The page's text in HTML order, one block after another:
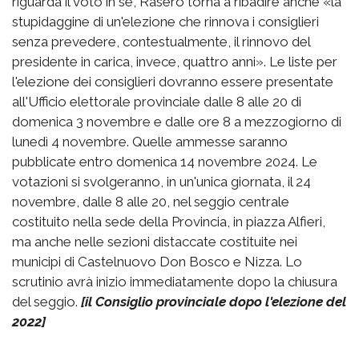
stupidaggine di un'elezione che rinnova i consiglieri
senza prevedere, contestualmente, il rinnovo del
presidente in carica, invece, quattro anni». Le liste per
l'elezione dei consiglieri dovranno essere presentate
all'Ufficio elettorale provinciale dalle 8 alle 20 di
domenica 3 novembre e dalle ore 8 a mezzogiorno di
lunedì 4 novembre. Quelle ammesse saranno
pubblicate entro domenica 14 novembre 2024. Le
votazioni si svolgeranno, in un'unica giornata, il 24
novembre, dalle 8 alle 20, nel seggio centrale
costituito nella sede della Provincia, in piazza Alfieri,
ma anche nelle sezioni distaccate costituite nei
municipi di Castelnuovo Don Bosco e Nizza. Lo
scrutinio avrà inizio immediatamente dopo la chiusura
del seggio. [il Consiglio provinciale dopo l'elezione del
2022]